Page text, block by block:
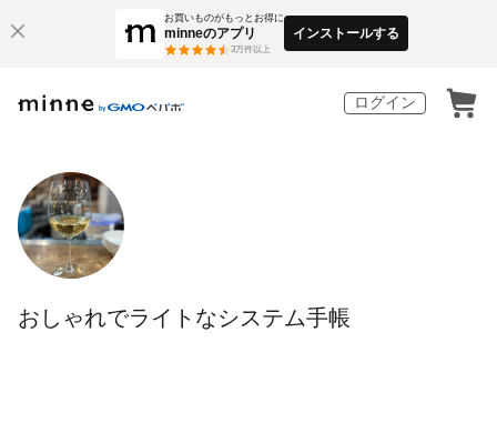
お買いものがもっとお得に
minneのアプリ
3万件以上
インストールする
ログイン
おしゃれでライトなシステム手帳